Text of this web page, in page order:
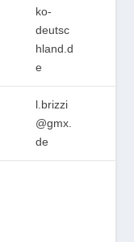
ko-
deutsc
hland.d
e
l.brizzi
@gmx.
de